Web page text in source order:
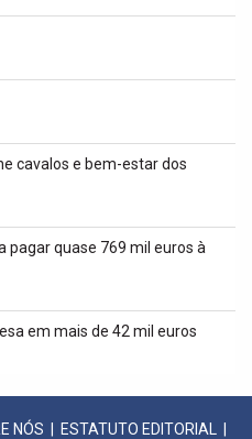
cavalos e bem-estar dos
pagar quase 769 mil euros à
em mais de 42 mil euros
NÓS ESTATUTO EDITORIAL